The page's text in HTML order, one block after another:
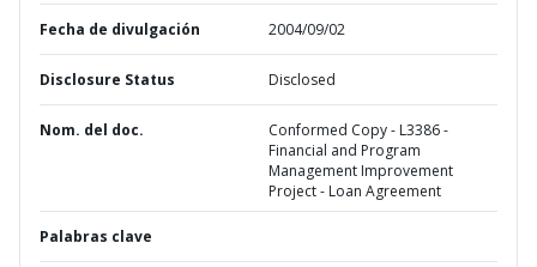
Fecha de divulgación 2004/09/02
Disclosure Status Disclosed
Nom. del doc.
Conformed Copy - L3386 -
Financial and Program
Management Improvement
Project - Loan Agreement
Palabras clave